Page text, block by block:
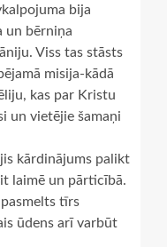
bija
un bērniņa
Viss tas stāsts
misija-kādā
kas par Kristu
un vietējie šamaņi
kārdinājums palikt
laimē un pārticībā.
tīrs
ūdens arī varbūt